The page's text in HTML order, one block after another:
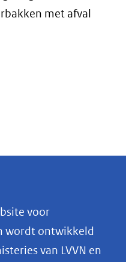
met afval
voor
wordt ontwikkeld
van LVVN en